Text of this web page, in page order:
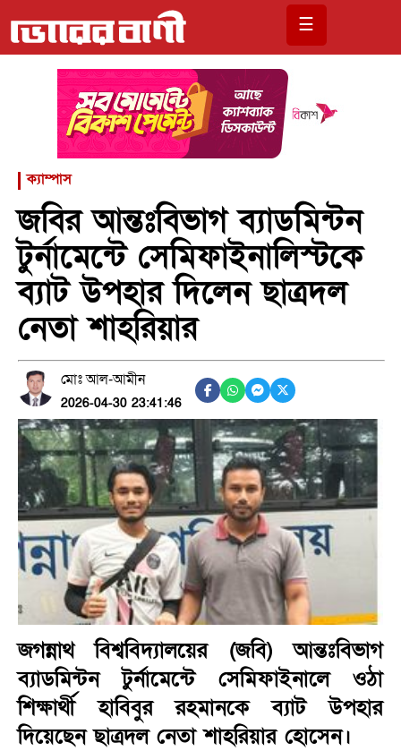
☰
ক্যাম্পাস
জবির আন্তঃবিভাগ ব্যাডমিন্টন
টুর্নামেন্টে সেমিফাইনালিস্টকে
ব্যাট উপহার দিলেন ছাত্রদল
নেতা শাহরিয়ার
মোঃ আল-আমীন
2026-04-30 23:41:46
জগন্নাথ বিশ্ববিদ্যালয়ের (জবি) আন্তঃবিভাগ
ব্যাডমিন্টন টুর্নামেন্টে সেমিফাইনালে ওঠা
শিক্ষার্থী হাবিবুর রহমানকে ব্যাট উপহার
দিয়েছেন ছাত্রদল নেতা শাহরিয়ার হোসেন।